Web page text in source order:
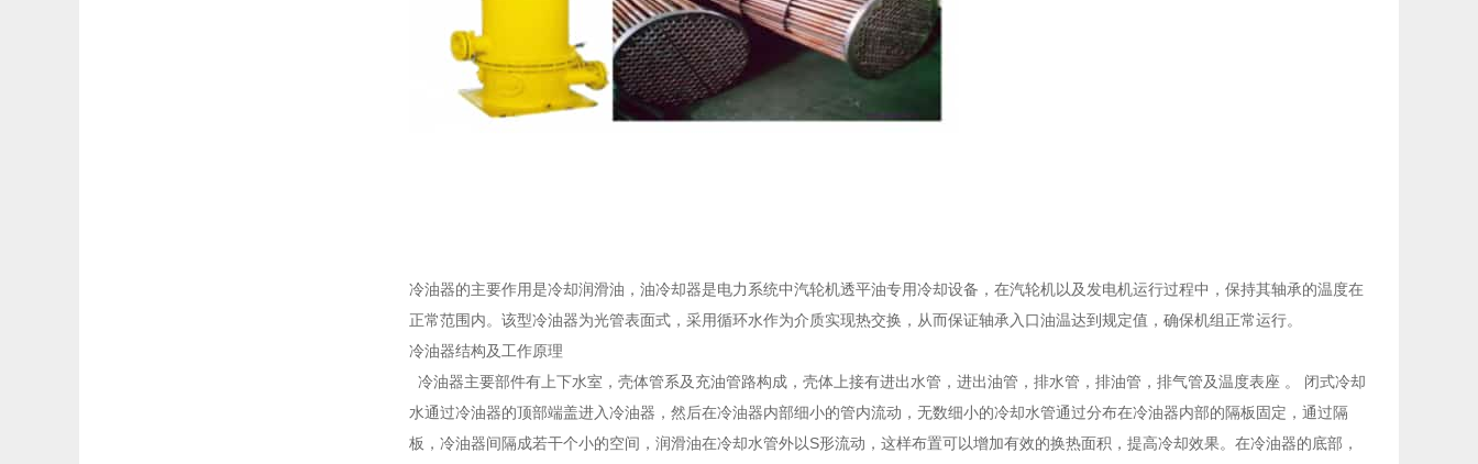
冷油器的主要作用是冷却润滑油，油冷却器是电力系统中汽轮机透平油专用冷却设备，在汽轮机以及发电机运行过程中，保持其轴承的温度在
正常范围内。该型冷油器为光管表面式，采用循环水作为介质实现热交换，从而保证轴承入口油温达到规定值，确保机组正常运行。
冷油器结构及工作原理
冷油器主要部件有上下水室，壳体管系及充油管路构成，壳体上接有进出水管，进出油管，排水管，排油管，排气管及温度表座 。 闭式冷却
水通过冷油器的顶部端盖进入冷油器，然后在冷油器内部细小的管内流动，无数细小的冷却水管通过分布在冷油器内部的隔板固定，通过隔
板，冷油器间隔成若干个小的空间，润滑油在冷却水管外以S形流动，这样布置可以增加有效的换热面积，提高冷却效果。在冷油器的底部，